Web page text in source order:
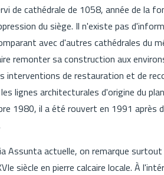
de cathédrale de 1058, année de la
du siège. Il n'existe pas
avec d'autres cathédrales du
remonter sa construction aux
interventions de restauration et de
lignes architecturales d'origine du
1980, il a été rouvert en 1991
Assunta actuelle, on remarque
siècle en pierre calcaire locale. À